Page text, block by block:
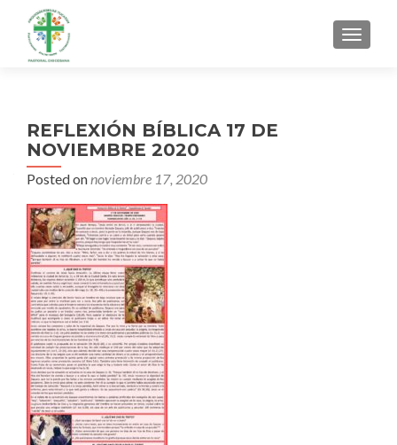
MENU
REFLEXIÓN BÍBLICA 17 DE
NOVIEMBRE 2020
Posted onnoviembre 17, 2020